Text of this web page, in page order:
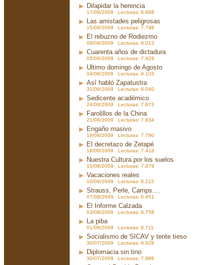
Dilapidar la herencia
17/09/2009 Lecturas: 8.888
Las amistades peligrosas
15/09/2009 Lecturas: 7.798
El rebuzno de Rodiezmo
09/09/2009 Lecturas: 8.013
Cuarenta años de dictadura
05/09/2009 Lecturas: 7.929
Ultimo domingo de Agosto
04/09/2009 Lecturas: 8.103
Así habló Zapatustra
31/08/2009 Lecturas: 8.040
Sedicente académico
24/08/2009 Lecturas: 7.873
Farolillos de la China
21/08/2009 Lecturas: 7.834
Engaño masivo
19/08/2009 Lecturas: 7.790
El decretazo de Zetapé
18/08/2009 Lecturas: 7.418
Nuestra Cultura por los suelos
15/08/2009 Lecturas: 7.879
Vacaciones reales
10/08/2009 Lecturas: 8.215
Strauss, Perle, Camps....
07/08/2009 Lecturas: 8.451
El Informe Calzada
03/08/2009 Lecturas: 8.758
La piba
01/08/2009 Lecturas: 8.711
Socialismo de SICAV y tente tieso
30/07/2009 Lecturas: 8.628
Diplomacia sin tino
30/07/2009 Lecturas: 7.886